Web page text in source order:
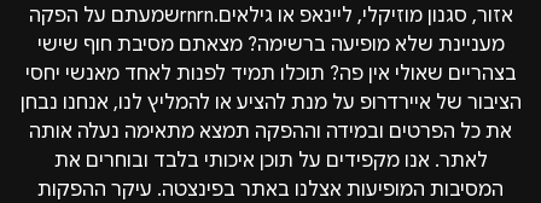
אזור, סגנון מוזיקלי, ליינאפ או גילאים.rnrnשמעתם על הפקה
מעניינת שלא מופיעה ברשימה? מצאתם מסיבת חוף שישי
בצהריים שאולי אין פה? תוכלו תמיד לפנות לאחד מאנשי יחסי
הציבור של איירדרופ על מנת להציע או להמליץ לנו, אנחנו נבחן
את כל הפרטים ובמידה וההפקה תמצא מתאימה נעלה אותה
לאתר. אנו מקפידים על תוכן איכותי בלבד ובוחרים את
המסיבות המופיעות אצלנו באתר בפינצטה. עיקר ההפקות